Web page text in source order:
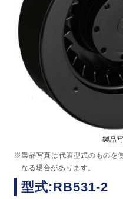
製品
※製品写真は代表型式のものを
なる場合があります。
型式:RB531-2